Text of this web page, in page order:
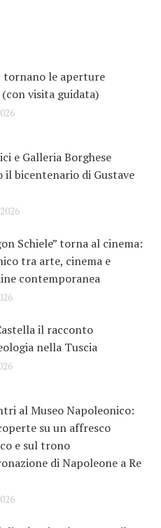
tornano le aperture
visita guidata)
e Galleria Borghese
il bicentenario di Gustave
Schiele” torna al cinema:
tra arte, cinema e
contemporanea
il racconto
nella Tuscia
al Museo Napoleonico:
su un affresco
e sul trono
di Napoleone a Re